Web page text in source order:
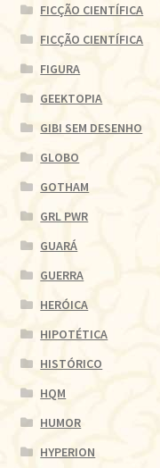
FICÇÃO CIENTÍFICA
FICÇÃO CIENTÍFICA
FIGURA
GEEKTOPIA
GIBI SEM DESENHO
GLOBO
GOTHAM
GRL PWR
GUARÁ
GUERRA
HERÓICA
HIPOTÉTICA
HISTÓRICO
HQM
HUMOR
HYPERION